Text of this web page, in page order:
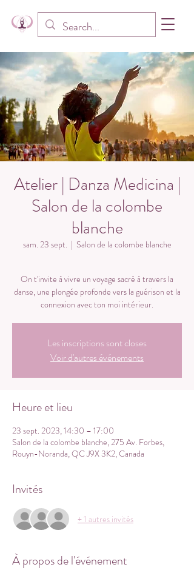
Atelier | Danza Medicina |
Salon de la colombe
blanche
sam. 23 sept.
  |
Salon de la colombe blanche
On t'invite à vivre un voyage sacré à travers la
danse, une plongée profonde vers la guérison et la
Les inscriptions sont closes
Voir d'autres événements
Heure et lieu
23 sept. 2023, 14:30 – 17:00
Salon de la colombe blanche, 275 Av. Forbes,
Rouyn-Noranda, QC J9X 3K2, Canada
Invités
+ 1 autres invités
À propos de l'événement